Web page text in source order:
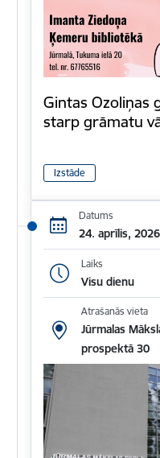
Gintas Ozoliņas
starp grāmatu
Izstāde
Datums
24. aprīlis,
Laiks
Visu dienu
Atrašanās vieta
Jūrmalas
prospektā 30